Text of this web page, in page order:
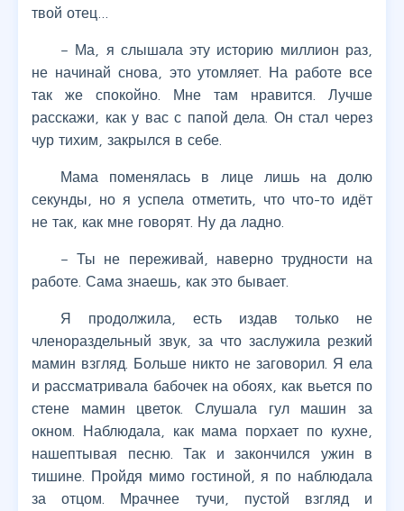
твой отец…
– Ма, я слышала эту историю миллион раз,
не начинай снова, это утомляет. На работе все
так же спокойно. Мне там нравится. Лучше
расскажи, как у вас с папой дела. Он стал через
чур тихим, закрылся в себе.
Мама поменялась в лице лишь на долю
секунды, но я успела отметить, что что-то идёт
не так, как мне говорят. Ну да ладно.
– Ты не переживай, наверно трудности на
работе. Сама знаешь, как это бывает.
Я продолжила, есть издав только не
членораздельный звук, за что заслужила резкий
мамин взгляд. Больше никто не заговорил. Я ела
и рассматривала бабочек на обоях, как вьется по
стене мамин цветок. Слушала гул машин за
окном. Наблюдала, как мама порхает по кухне,
нашептывая песню. Так и закончился ужин в
тишине. Пройдя мимо гостиной, я по наблюдала
за отцом. Мрачнее тучи, пустой взгляд и